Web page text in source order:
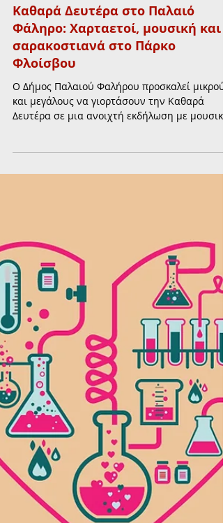
20 Φεβ διαβάστηκε 1 λεπτά
ΨΥΧΑΓΩΓΙΑ
Καθαρά Δευτέρα στο Παλαιό
Φάληρο: Χαρταετοί, μουσική και
σαρακοστιανά στο Πάρκο
Φλοίσβου
και μεγάλους να γιορτάσουν την Καθαρά
στη θάλασσα.